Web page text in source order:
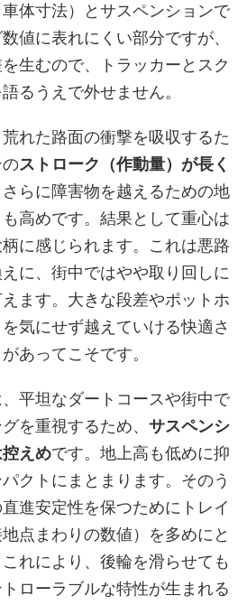
体寸法）とサスペンションで
値に表れにくい部分ですが、
生むので、トラッカーとスク
るうえで外せません。
れた路面の衝撃を吸収するた
ストローク（作動量）が長く
らに障害物を越えるための地
高めです。結果として重心は
に感じられます。これは悪路
に、街中ではやや取り回しに
ます。大きな段差やポットホ
気にせず越えていける快適さ
あってこそです。
平坦なダートコースや街中で
を重視するため、 サスペンシ
えめです。地上高も低めに抑
クトにまとまります。そのう
進安定性を保つために トレイ
地点まわりの数値）を多めにと
れにより、後輪を滑らせても
ローラブルな特性が生まれる